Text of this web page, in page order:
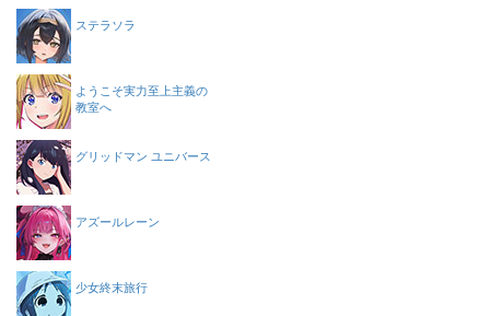
ステラソラ
ようこそ実力至上主義の
教室へ
グリッドマン ユニバース
アズールレーン
少女終末旅行